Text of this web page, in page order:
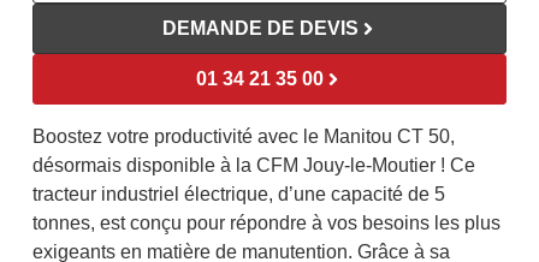
DEMANDE DE DEVIS
01 34 21 35 00
Boostez votre productivité avec le Manitou CT 50,
désormais disponible à la CFM Jouy-le-Moutier ! Ce
tracteur industriel électrique, d’une capacité de 5
tonnes, est conçu pour répondre à vos besoins les plus
exigeants en matière de manutention. Grâce à sa